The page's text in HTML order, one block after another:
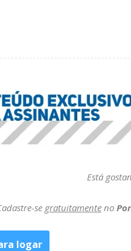
Está
se gratuitamenteno
logar